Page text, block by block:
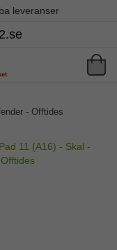
leveranser
- Offtides